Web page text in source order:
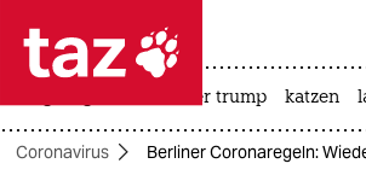
 taz zahl ich
taz zahl ich
usa unter trump katzen
Coronavirus Berliner Coronaregeln: